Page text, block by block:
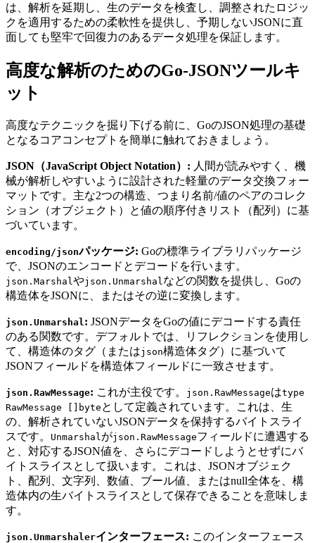
は、解析を延期し、生のデータを検査し、調整されたロジッ
クを適用するための柔軟性を提供し、予期しないJSONに直
面しても堅牢で回復力のあるデータ処理を保証します。
高度な解析のためのGo-JSONツールキ
ット
高度なテクニックを掘り下げる前に、GoのJSON処理の基礎
となるコアコンセプトを簡単に触れておきましょう。
JSON（JavaScript Object Notation）: 人間が読みやすく、機
械が解析しやすいように設計された軽量のデータ交換フォー
マットです。主な2つの構造、つまり名前/値のペアのコレク
ション（オブジェクト）と値の順序付きリスト（配列）に基
づいています。
encoding/jsonパッケージ: Goの標準ライブラリパッケージ
で、JSONのエンコードとデコードを行います。
json.Marshal やjson.Unmarshal などの関数を提供し、Goの
構造体をJSONに、またはその逆に変換します。
json.Unmarshal : JSONデータをGoの値にデコードする責任
のある関数です。デフォルトでは、リフレクションを使用し
て、構造体のタグ（またはjson構造体タグ）に基づいて
JSONフィールドを構造体フィールドに一致させます。
json.RawMessage: これが主役です。 json.RawMessageはtype
RawMessage []byte として定義されています。これは、生
の、解析されていないJSONデータを保持するバイトスライ
スです。
Unmarshal がjson.RawMessageフィールドに遭遇する
と、対応するJSON値を、さらにデコードしようとせずにバ
イトスライスとして扱います。これは、JSONオブジェク
ト、配列、文字列、数値、ブール値、またはnull全体を、構
造体内の生バイトスライスとして保存できることを意味しま
す。
json.Unmarshalerインターフェース: このインターフェース